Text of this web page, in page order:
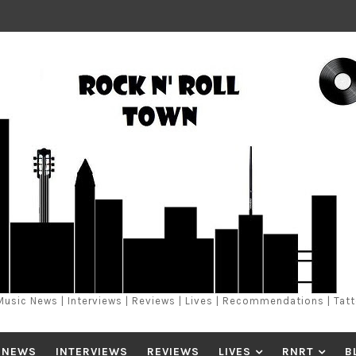
News | Interviews | Reviews | Lives | Recommendations |
INTERVIEWS REVIEWS LIVES RNRT